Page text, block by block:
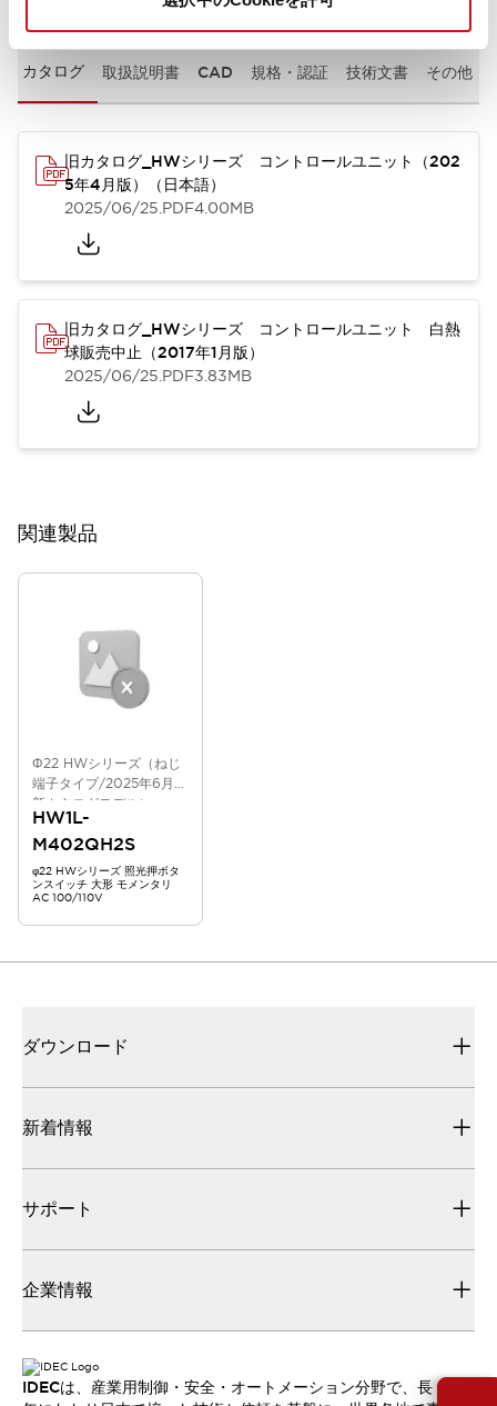
カタログ 取扱説明書 CAD 規格・認証 技術文書 その他
旧カタログ_HWシリーズ コントロールユニット（202
5年4月版）（日本語）
2025/06/25.PDF4.00MB
旧カタログ_HWシリーズ コントロールユニット 白熱
球販売中止（2017年1月版）
2025/06/25.PDF3.83MB
関連製品
Φ22 HWシリーズ（ねじ
端子タイプ/2025年6月版
新カタログモデル）
HW1L-
M402QH2S
φ22 HWシリーズ 照光押ボタ
ンスイッチ 大形 モメンタリ
AC 100/110V
ダウンロード
新着情報
サポート
企業情報
IDECは、産業用制御・安全・オートメーション分野で、長